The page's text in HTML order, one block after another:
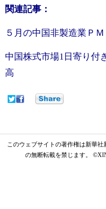
関連記事：
５月の中国非製造業Ｐ
中国株式市場1日寄り
高
このウェブサイトの著作権は新華
の無断転載を禁じます。